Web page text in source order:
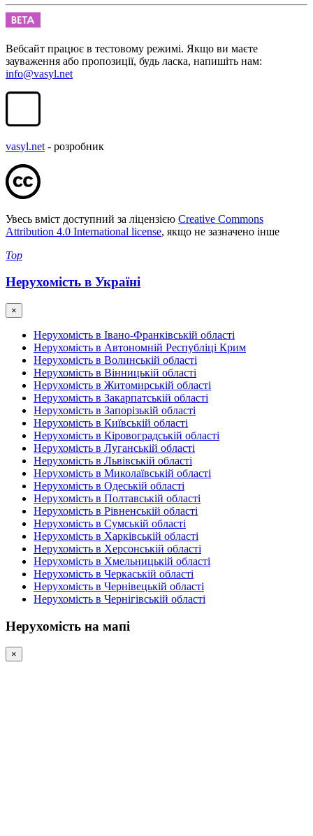
Вебсайт працює в тестовому режимі. Якщо ви маєте
зауваження або пропозиції, будь ласка, напишіть нам:
info@vasyl.net
vasyl.net - розробник
Увесь вміст доступний за ліцензією Creative Commons
Attribution 4.0 International license, якщо не зазначено інше
Top
Нерухомість в Україні
×
Нерухомість в Івано-Франківській області
Нерухомість в Автономній Республіці Крим
Нерухомість в Волинській області
Нерухомість в Вінницькій області
Нерухомість в Житомирській області
Нерухомість в Закарпатській області
Нерухомість в Запорізькій області
Нерухомість в Київській області
Нерухомість в Кіровоградській області
Нерухомість в Луганській області
Нерухомість в Львівській області
Нерухомість в Миколаївській області
Нерухомість в Одеській області
Нерухомість в Полтавській області
Нерухомість в Рівненській області
Нерухомість в Сумській області
Нерухомість в Харківській області
Нерухомість в Херсонській області
Нерухомість в Хмельницькій області
Нерухомість в Черкаській області
Нерухомість в Чернівецькій області
Нерухомість в Чернігівській області
Нерухомість на мапі
×